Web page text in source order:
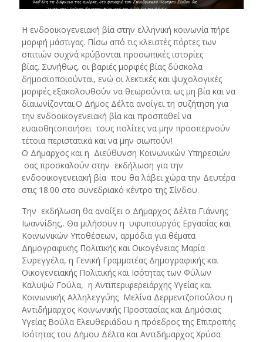
H ενδοοικογενειακή βία στην ελληνική κοινωνία πήρε
μορφή μάστιγας. Πίσω από τις κλειστές πόρτες των
σπιτιών συχνά κρύβονται προσωπικές ιστορίες
βίας. Συνήθως, οι βαριές μορφές βίας δύσκολα
δημοσιοποιούνται, ενώ οι λεκτικές και ψυχολογικές
μορφές εξακολουθούν να θεωρούνται ως μη βία και να
διαιωνίζονται.Ο Δήμος Δέλτα ανοίγει τη συζήτηση για
την ενδοοικογενειακή βία και προσπαθεί να
ευαισθητοποιήσει τους πολίτες να μην προσπερνούν
τέτοια περιστατικά και να μην σιωπούν!
Ο Δήμαρχος και η Διεύθυνση Κοινωνικών Υπηρεσιών
σας προσκαλούν στην εκδήλωση για την
ενδοοικογενειακή βία που θα λάβει χώρα την Δευτέρα
στις 18.00 στο συνεδριακό κέντρο της Σίνδου.
Την εκδήλωση θα ανοίξει ο Δήμαρχος Δέλτα Γιάννης
Ιωαννίδης,. Θα μιλήσουν η υφυπουργός Εργασίας και
Κοινωνικών Υποθέσεων, αρμόδια για θέματα
Δημογραφικής Πολιτικής και Οικογένειας Μαρία
Συρεγγέλα, η Γενική Γραμματέας Δημογραφικής και
Οικογενειακής Πολιτικής και Ισότητας των Φύλων
Καλυψώ Γούλα, η Αντιπεριφερειάρχης Υγείας και
Κοινωνικής Αλληλεγγύης Μελίνα Δερμεντζοπούλου η
Αντιδήμαρχος Κοινωνικής Προστασίας και Δημόσιας
Υγείας Βούλα Ελευθεριάδου η πρόεδρος της Επιτροπής
Ισότητας του Δήμου Δέλτα και Αντιδήμαρχος Χρύσα